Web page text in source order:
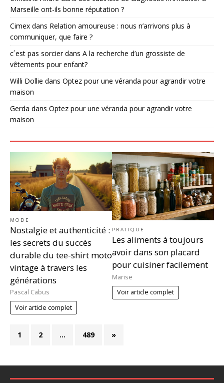
Marseille ont-ils bonne réputation ?
Cimex dans Relation amoureuse : nous n’arrivons plus à
communiquer, que faire ?
c´est pas sorcierdans A la recherche d’un grossiste de
vêtements pour enfant?
Willi Dollie dans Optez pour une véranda pour agrandir votre
maison
Gerda dans Optez pour une véranda pour agrandir votre
maison
MODE
Nostalgie et authenticité :
les secrets du succès
durable du tee-shirt moto
vintage à travers les
générations
Pascal Cabus
Voir article complet
PRATIQUE
Les aliments à toujours
avoir dans son placard
pour cuisiner facilement
Marise
Voir article complet
1 2 … 489 »